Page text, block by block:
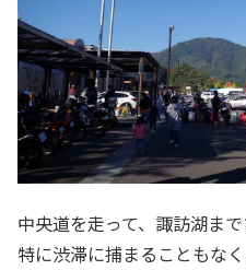
中央道を走って、諏訪湖まで
特に渋滞に捕まることもな